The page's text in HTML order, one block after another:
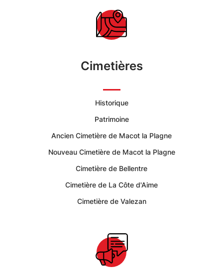
-
Portail
Citoyen
Commune
de
La
Plagne
Tarentaise
|
Services
Funéraires
Cimetières
Historique
Patrimoine
Ancien Cimetière de Macot la Plagne
Nouveau Cimetière de Macot la Plagne
Cimetière de Bellentre
Cimetière de La Côte d'Aime
Cimetière de Valezan